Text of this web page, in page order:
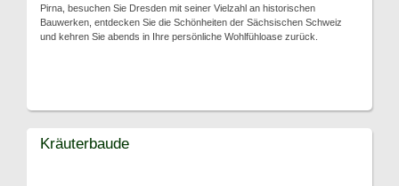
Pirna, besuchen Sie Dresden mit seiner Vielzahl an historischen
Bauwerken, entdecken Sie die Schönheiten der Sächsischen Schweiz
und kehren Sie abends in Ihre persönliche Wohlfühloase zurück.
Kräuterbaude